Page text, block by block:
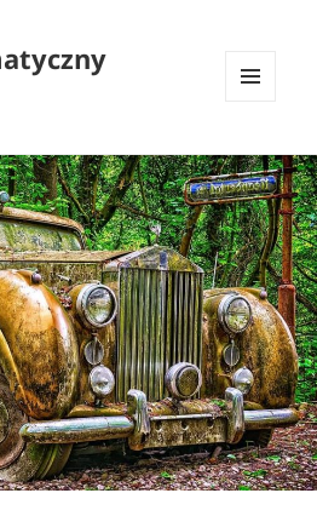
WIDGETY